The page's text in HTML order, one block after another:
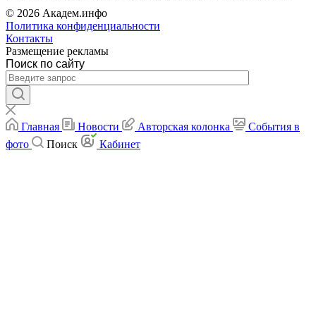
© 2026 Академ.инфо
Политика конфиденциальности
Контакты
Размещение рекламы
Поиск по сайту
Главная Новости Авторская колонка
События в
фото
Поиск Кабинет